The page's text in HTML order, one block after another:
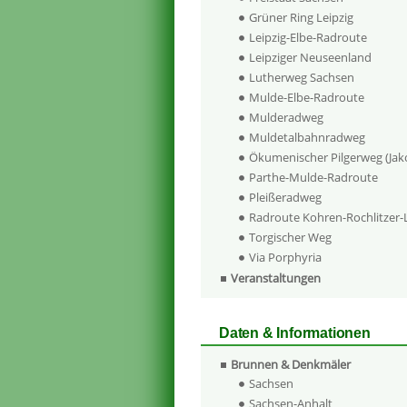
Grüner Ring Leipzig
Leipzig-Elbe-Radroute
Leipziger Neuseenland
Lutherweg Sachsen
Mulde-Elbe-Radroute
Mulderadweg
Muldetalbahnradweg
Ökumenischer Pilgerweg
Parthe-Mulde-Radroute
Pleißeradweg
Radroute Kohren-Rochlitzer-
Torgischer Weg
Via Porphyria
Veranstaltungen
Daten & Informationen
Brunnen & Denkmäler
Sachsen
Sachsen-Anhalt